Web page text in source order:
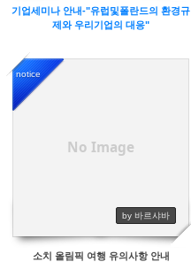
기업세미나 안내-"유럽및폴란드의 환경규
제와 우리기업의 대응"
No Image
notice
by 바르샤바
소치 올림픽 여행 유의사항 안내